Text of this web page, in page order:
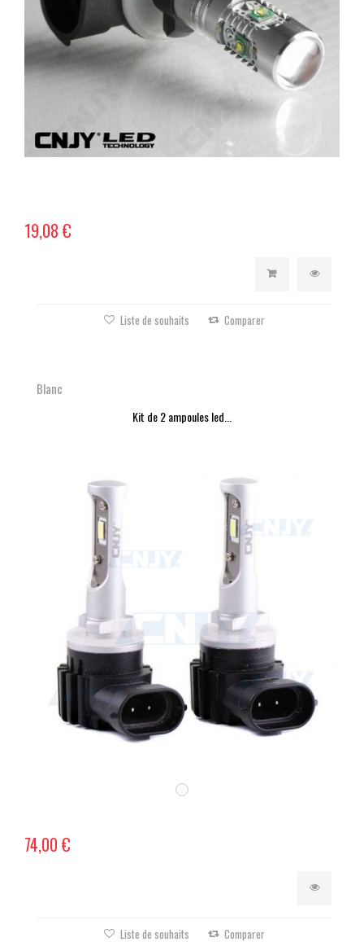
19,08 €
Liste de souhaits Comparer
Blanc
Kit de 2 ampoules led...
74,00 €
Liste de souhaits Comparer